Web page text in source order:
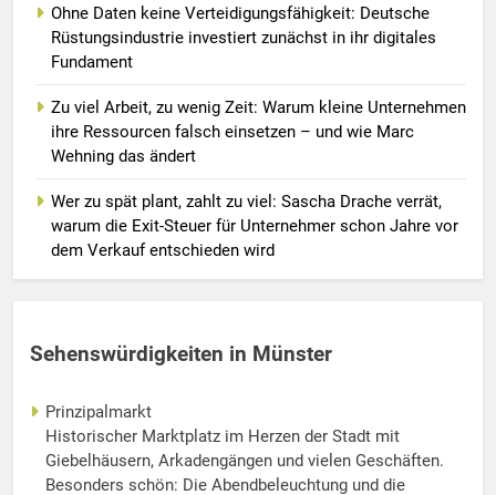
Ohne Daten keine Verteidigungsfähigkeit: Deutsche
Rüstungsindustrie investiert zunächst in ihr digitales
Fundament
Zu viel Arbeit, zu wenig Zeit: Warum kleine Unternehmen
ihre Ressourcen falsch einsetzen – und wie Marc
Wehning das ändert
Wer zu spät plant, zahlt zu viel: Sascha Drache verrät,
warum die Exit-Steuer für Unternehmer schon Jahre vor
dem Verkauf entschieden wird
Sehenswürdigkeiten in Münster
Prinzipalmarkt
Historischer Marktplatz im Herzen der Stadt mit
Giebelhäusern, Arkadengängen und vielen Geschäften.
Besonders schön: Die Abendbeleuchtung und die